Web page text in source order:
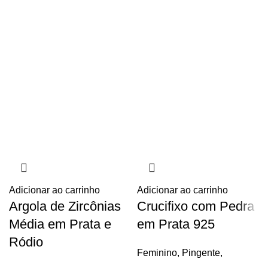
Adicionar ao carrinho
Argola de Zircônias
Média em Prata e
Ródio
Adicionar ao carrinho
Crucifixo com Pedra
em Prata 925
Feminino, Pingente,